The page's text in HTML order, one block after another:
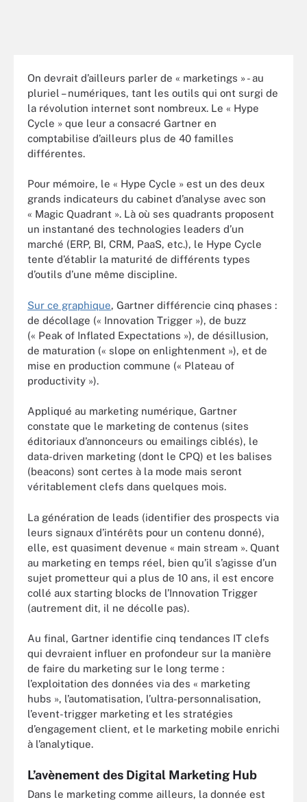
On devrait d’ailleurs parler de « marketings » - au
pluriel – numériques, tant les outils qui ont surgi de
la révolution internet sont nombreux. Le « Hype
Cycle » que leur a consacré Gartner en
comptabilise d’ailleurs plus de 40 familles
différentes.
Pour mémoire, le « Hype Cycle » est un des deux
grands indicateurs du cabinet d’analyse avec son
« Magic Quadrant ». Là où ses quadrants proposent
un instantané des technologies leaders d’un
marché (ERP, BI, CRM, PaaS, etc.), le Hype Cycle
tente d’établir la maturité de différents types
d’outils d’une même discipline.
Sur ce graphique, Gartner différencie cinq phases :
de décollage (« Innovation Trigger »), de buzz
(« Peak of Inflated Expectations »), de désillusion,
de maturation (« slope on enlightenment »), et de
mise en production commune (« Plateau of
productivity »).
Appliqué au marketing numérique, Gartner
constate que le marketing de contenus (sites
éditoriaux d’annonceurs ou emailings ciblés), le
data-driven marketing (dont le CPQ) et les balises
(beacons) sont certes à la mode mais seront
véritablement clefs dans quelques mois.
La génération de leads (identifier des prospects via
leurs signaux d’intérêts pour un contenu donné),
elle, est quasiment devenue « main stream ». Quant
au marketing en temps réel, bien qu’il s’agisse d’un
sujet prometteur qui a plus de 10 ans, il est encore
collé aux starting blocks de l’Innovation Trigger
(autrement dit, il ne décolle pas).
Au final, Gartner identifie cinq tendances IT clefs
qui devraient influer en profondeur sur la manière
de faire du marketing sur le long terme :
l’exploitation des données via des « marketing
hubs », l’automatisation, l’ultra-personnalisation,
l’event-trigger marketing et les stratégies
d’engagement client, et le marketing mobile enrichi
à l’analytique.
L’avènement des Digital Marketing Hub
Dans le marketing comme ailleurs, la donnée est